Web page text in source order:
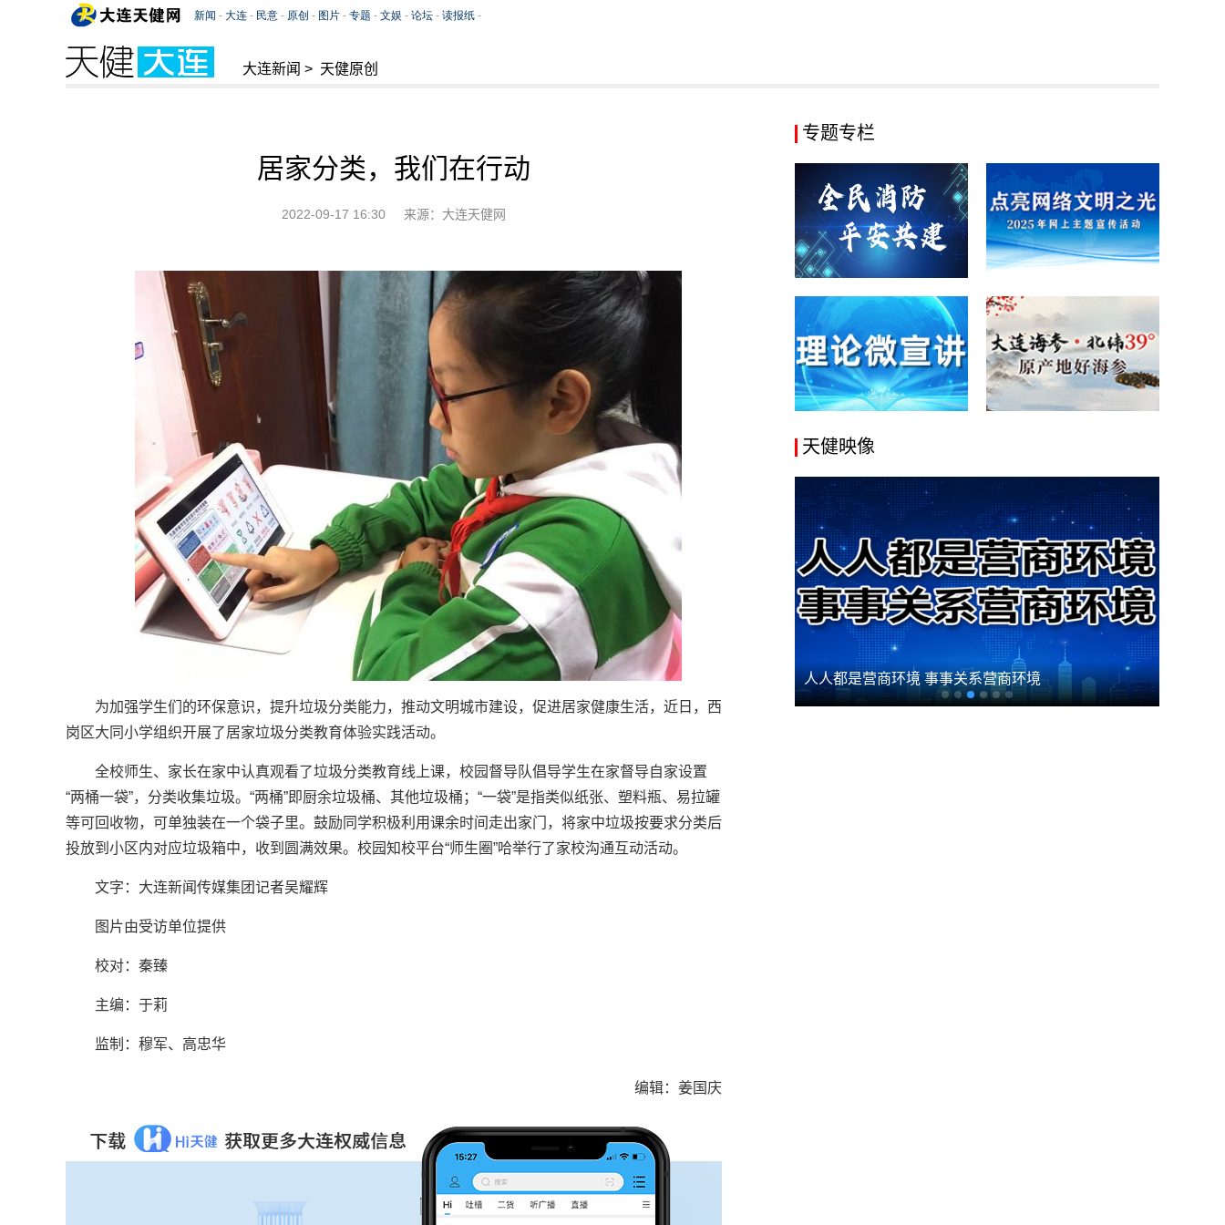
大连新闻 > 天健原创
居家分类，我们在行动
2022-09-17 16:30 来源：大连天健网
为加强学生们的环保意识，提升垃圾分类能力，推动文明城市建设，促进居家健康生活，近日，西
岗区大同小学组织开展了居家垃圾分类教育体验实践活动。
全校师生、家长在家中认真观看了垃圾分类教育线上课，校园督导队倡导学生在家督导自家设置
“两桶一袋”，分类收集垃圾。“两桶”即厨余垃圾桶、其他垃圾桶；“一袋”是指类似纸张、塑料瓶、易拉罐
等可回收物，可单独装在一个袋子里。鼓励同学积极利用课余时间走出家门，将家中垃圾按要求分类后
投放到小区内对应垃圾箱中，收到圆满效果。校园知校平台“师生圈”哈举行了家校沟通互动活动。
文字：大连新闻传媒集团记者吴耀辉
图片由受访单位提供
校对：秦臻
主编：于莉‍‍‍
监制：穆军、高忠华
编辑：姜国庆